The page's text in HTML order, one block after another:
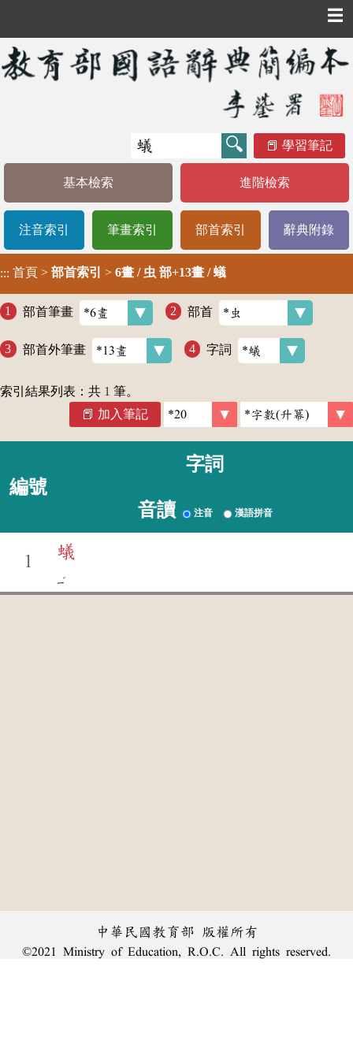
☰
學習筆記
基本檢索 進階檢索
注音索引 筆畫索引 部首索引 辭典附錄
::: 首頁 > 部首索引 > 6畫 / 虫 部+13畫 / 蟻
部首筆畫 部首
部首外筆畫 字詞
索引結果列表：共 1 筆。
加入筆記
編號
字詞
音讀 注音 漢語拼音
1
蟻
ㄧ
ˇ
中華民國教育部 版權所有
©2021 Ministry of Education, R.O.C. All rights reserved.